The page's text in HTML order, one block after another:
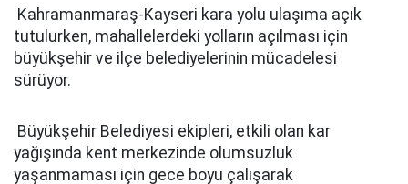
Kahramanmaraş-Kayseri kara yolu ulaşıma açık
tutulurken, mahallelerdeki yolların açılması için
büyükşehir ve ilçe belediyelerinin mücadelesi
sürüyor.
Büyükşehir Belediyesi ekipleri, etkili olan kar
yağışında kent merkezinde olumsuzluk
yaşanmaması için gece boyu çalışarak